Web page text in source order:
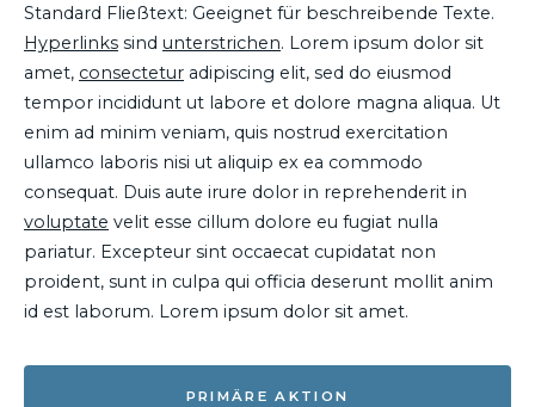
Standard Fließtext: Geeignet für beschreibende Texte.
Hyperlinks sind unterstrichen. Lorem ipsum dolor sit
amet, consectetur adipiscing elit, sed do eiusmod
tempor incididunt ut labore et dolore magna aliqua. Ut
enim ad minim veniam, quis nostrud exercitation
ullamco laboris nisi ut aliquip ex ea commodo
consequat. Duis aute irure dolor in reprehenderit in
voluptate velit esse cillum dolore eu fugiat nulla
pariatur. Excepteur sint occaecat cupidatat non
proident, sunt in culpa qui officia deserunt mollit anim
id est laborum. Lorem ipsum dolor sit amet.
PRIMÄRE AKTION